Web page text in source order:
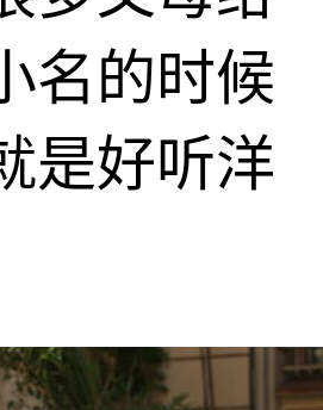
名的时候
是好听洋